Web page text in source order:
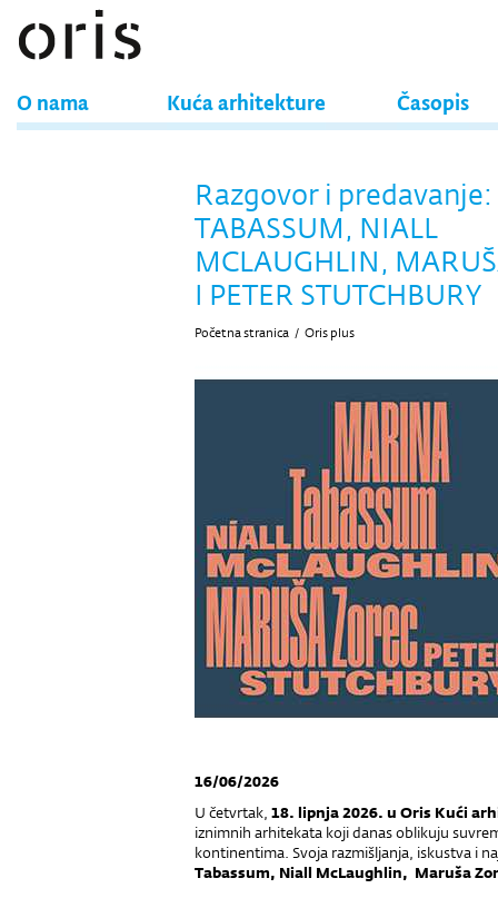
O nama Kuća arhitekture Časopis
Razgovor i
TABASSUM, NIALL
MCLAUGHLIN,
I PETER STUTCHBURY
Početna stranica / Oris plus
16/06/2026
U četvrtak, 18. lipnja 2026. u Oris Kući
iznimnih arhitekata koji danas oblikuju
kontinentima. Svoja razmišljanja, iskustva i
Tabassum, Niall McLaughlin, Maruša